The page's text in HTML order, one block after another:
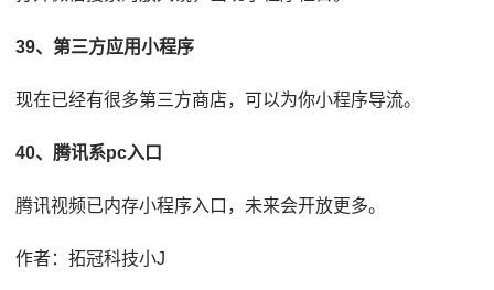
39、第三方应用小程序
现在已经有很多第三方商店，可以为你小程序导流。
40、腾讯系pc入口
腾讯视频已内存小程序入口，未来会开放更多。
作者：拓冠科技小J